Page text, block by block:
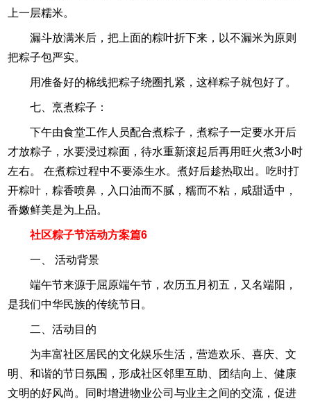
上一层糯米。
漏斗放满米后，把上面的粽叶折下来，以不漏米为原则
把粽子包严实。
用准备好的棉线把粽子绕圈扎紧，这样粽子就包好了。
七、烹煮粽子：
下午由食堂工作人员配合煮粽子，煮粽子一定要水开后
才放粽子，水要浸过粽面，待水重新滚起后再用旺火煮3小时
左右。 在煮粽过程中不要添生水。煮好后趁热取出。吃时打
开粽叶，粽香喷鼻，入口油而不腻，糯而不粘，咸甜适中，
香嫩鲜美是为上品。
社区粽子节活动方案篇6
一、 活动背景
端午节来源于屈原端午节，农历五月初五，又名端阳，
是我们中华民族的传统节日。
二、活动目的
为丰富社区居民的文化娱乐生活，营造欢乐、喜庆、文
明、和谐的节日氛围，形成社区邻里互助、团结向上、健康
文明的好风尚。同时增进物业公司与业主之间的交流，促进